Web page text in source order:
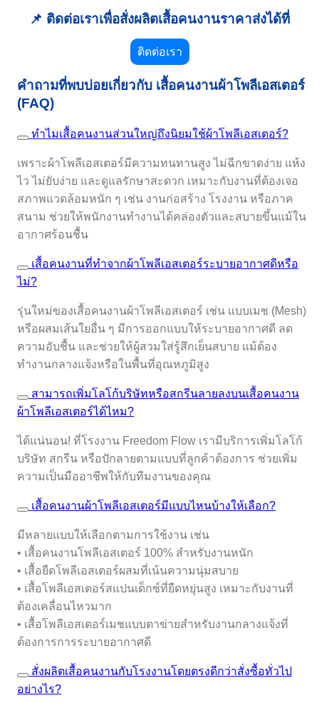
📌 ติดต่อเราเพื่อสั่งผลิตเสื้อคนงานราคาส่งได้ที่
ติดต่อเรา
คำถามที่พบบ่อยเกี่ยวกับ เสื้อคนงานผ้าโพลีเอสเตอร์
(FAQ)
ทำไมเสื้อคนงานส่วนใหญ่ถึงนิยมใช้ผ้าโพลีเอสเตอร์?
เพราะผ้าโพลีเอสเตอร์มีความทนทานสูง ไม่ฉีกขาดง่าย แห้ง
ไว ไม่ยับง่าย และดูแลรักษาสะดวก เหมาะกับงานที่ต้องเจอ
สภาพแวดล้อมหนัก ๆ เช่น งานก่อสร้าง โรงงาน หรือภาค
สนาม ช่วยให้พนักงานทำงานได้คล่องตัวและสบายขึ้นแม้ใน
อากาศร้อนชื้น
เสื้อคนงานที่ทำจากผ้าโพลีเอสเตอร์ระบายอากาศดีหรือ
ไม่?
รุ่นใหม่ของเสื้อคนงานผ้าโพลีเอสเตอร์ เช่น แบบเมช (Mesh)
หรือผสมเส้นใยอื่น ๆ มีการออกแบบให้ระบายอากาศดี ลด
ความอับชื้น และช่วยให้ผู้สวมใส่รู้สึกเย็นสบาย แม้ต้อง
ทำงานกลางแจ้งหรือในพื้นที่อุณหภูมิสูง
สามารถเพิ่มโลโก้บริษัทหรือสกรีนลายลงบนเสื้อคนงาน
ผ้าโพลีเอสเตอร์ได้ไหม?
ได้แน่นอน! ที่โรงงาน Freedom Flow เรามีบริการเพิ่มโลโก้
บริษัท สกรีน หรือปักลายตามแบบที่ลูกค้าต้องการ ช่วยเพิ่ม
ความเป็นมืออาชีพให้กับทีมงานของคุณ
เสื้อคนงานผ้าโพลีเอสเตอร์มีแบบไหนบ้างให้เลือก?
มีหลายแบบให้เลือกตามการใช้งาน เช่น
• เสื้อคนงานโพลีเอสเตอร์ 100% สำหรับงานหนัก
• เสื้อยืดโพลีเอสเตอร์ผสมที่เน้นความนุ่มสบาย
• เสื้อโพลีเอสเตอร์สแปนเด็กซ์ที่ยืดหยุ่นสูง เหมาะกับงานที่
ต้องเคลื่อนไหวมาก
• เสื้อโพลีเอสเตอร์เมชแบบตาข่ายสำหรับงานกลางแจ้งที่
ต้องการการระบายอากาศดี
สั่งผลิตเสื้อคนงานกับโรงงานโดยตรงดีกว่าสั่งซื้อทั่วไป
อย่างไร?